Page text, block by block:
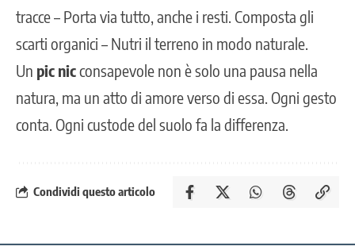
tracce – Porta via tutto, anche i resti. Composta gli
scarti organici – Nutri il terreno in modo naturale.
Un pic nicconsapevole non è solo una pausa nella
natura, ma un atto di amore verso di essa. Ogni gesto
conta. Ogni custode del suolo fa la differenza.
Condividi questo articolo